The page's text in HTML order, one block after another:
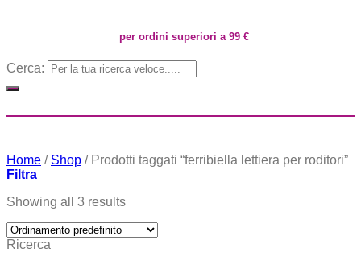
per ordini superiori a 99 €
Cerca:
Home / Shop /Prodotti taggati “ferribiella lettiera per roditori”
Filtra
Showing all 3 results
Ricerca